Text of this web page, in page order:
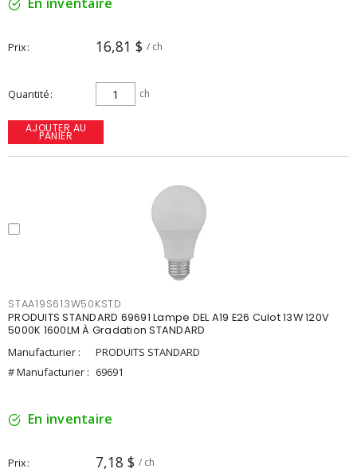
Prix 16,81 $ / ch
Quantité ch
AJOUTER AU
PANIER
STAA19S613W50KSTD
PRODUITS STANDARD 69691 Lampe DEL A19 E26 Culot 13W 120V
5000K 1600LM À Gradation STANDARD
Manufacturier :
PRODUITS STANDARD
# Manufacturier : 69691
En inventaire
Prix 7,18 $ / ch